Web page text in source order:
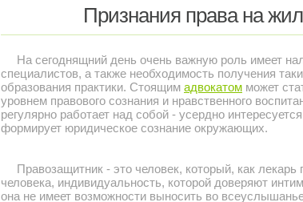
Признания права на
На сегоднящний день очень важную роль имеет
специалистов, а также необходимость получения
образования практики. Стоящим адвокатом может
уровнем правового сознания и нравственного
регулярно работает над собой - усердно
формирует юридическое сознание окружающих.
Правозащитник - это человек, который, как лекарь
человека, индивидуальность, которой доверяют
она не имеет возможности выносить во